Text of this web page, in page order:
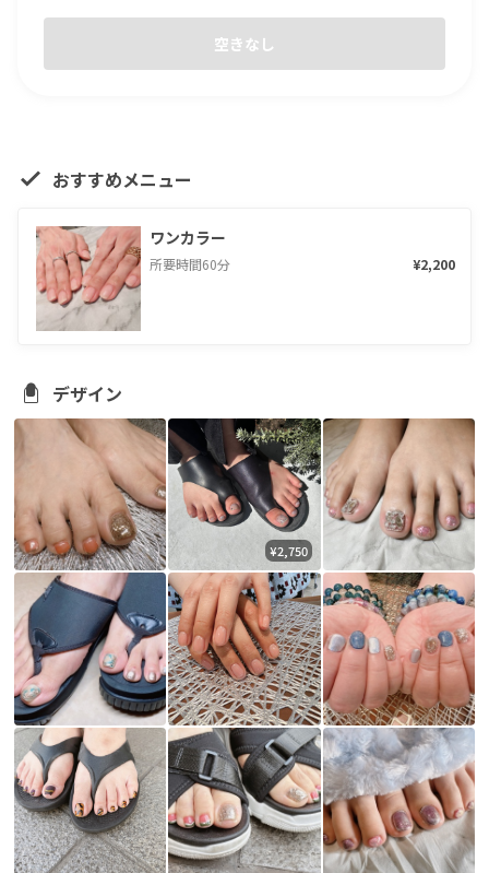
空きなし
おすすめメニュー
ワンカラー
所要時間60分 ¥2,200
デザイン
¥2,750